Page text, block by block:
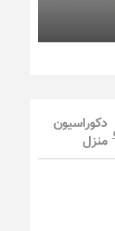
دکوراسیون
منزل